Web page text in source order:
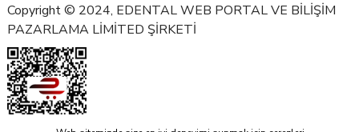
Copyright © 2024, EDENTAL WEB PORTAL VE BİLİŞİM
PAZARLAMA LİMİTED ŞİRKETİ